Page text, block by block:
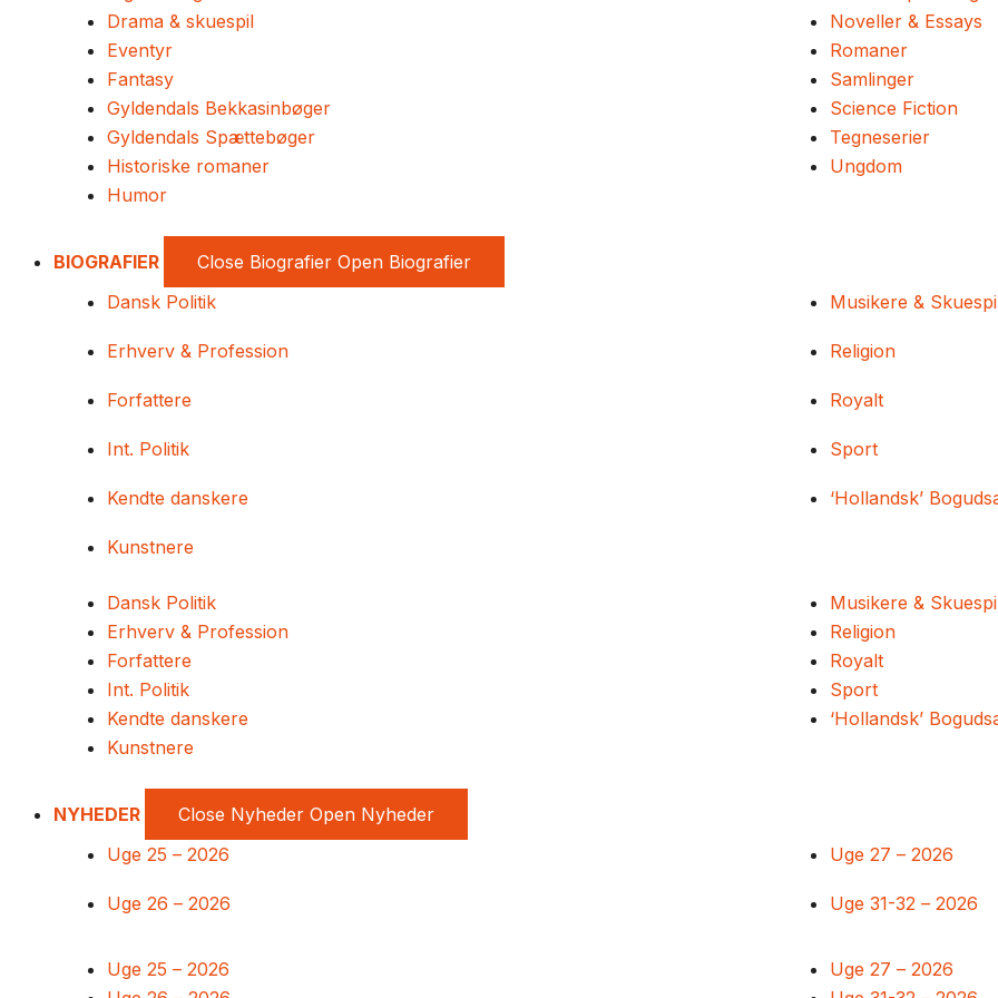
Drama & skuespil
Eventyr
Fantasy
Gyldendals Bekkasinbøger
Gyldendals Spættebøger
Historiske romaner
Humor
Noveller & Essays
Romaner
Samlinger
Science Fiction
Tegneserier
Ungdom
BIOGRAFIER Close Biografier Open Biografier
Dansk Politik
Erhverv & Profession
Forfattere
Int. Politik
Kendte danskere
Kunstnere
Musikere &
Religion
Royalt
Sport
‘Hollandsk’
Dansk Politik
Erhverv & Profession
Forfattere
Int. Politik
Kendte danskere
Kunstnere
Musikere &
Religion
Royalt
Sport
‘Hollandsk’
NYHEDER Close Nyheder Open Nyheder
Uge 25 – 2026
Uge 26 – 2026
Uge 27 – 2026
Uge 31-32 – 2026
Uge 25 – 2026
Uge 27 – 2026